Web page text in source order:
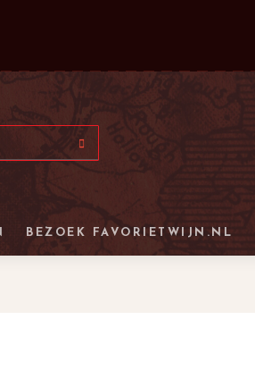
BEZOEK FAVORIETWIJN.NL